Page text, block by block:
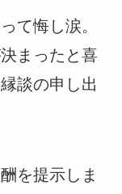
て悔し涙。
まったと喜
談の申し出
を提示しま